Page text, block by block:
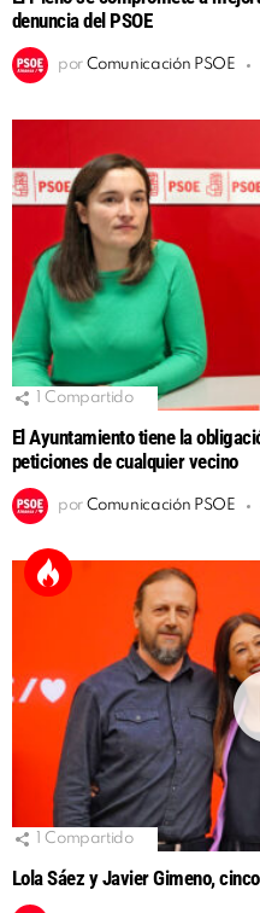
denuncia del PSOE
por Comunicación PSOE
Compartido
El Ayuntamiento tiene la
peticiones de cualquier vecino
por Comunicación PSOE
Compartido
Lola Sáez y Javier Gimeno,